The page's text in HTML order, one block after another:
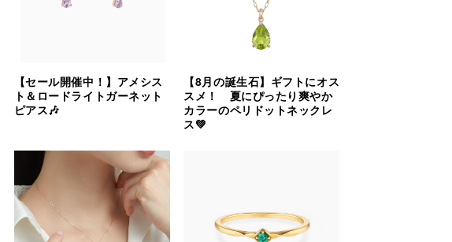
【セール開催中！】アメシス
ト＆ロードライトガーネット
ピアス🎶
【8月の誕生石】ギフトにオス
スメ！ 夏にぴったり爽やか
カラーのペリドットネックレ
ス💚